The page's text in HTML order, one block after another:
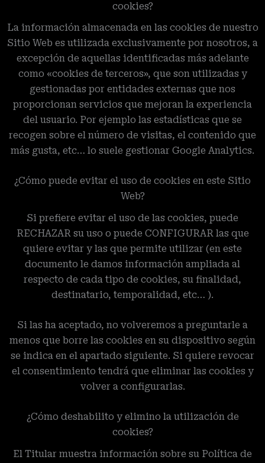
cookies?
La información almacenada en las cookies de nuestro
Sitio Web es utilizada exclusivamente por nosotros, a
excepción de aquellas identificadas más adelante
como «cookies de terceros», que son utilizadas y
gestionadas por entidades externas que nos
proporcionan servicios que mejoran la experiencia
del usuario. Por ejemplo las estadísticas que se
recogen sobre el número de visitas, el contenido que
más gusta, etc… lo suele gestionar Google Analytics.
¿Cómo puede evitar el uso de cookies en este Sitio
Web?
Si prefiere evitar el uso de las cookies, puede
RECHAZAR su uso o puede CONFIGURAR las que
quiere evitar y las que permite utilizar (en este
documento le damos información ampliada al
respecto de cada tipo de cookies, su finalidad,
destinatario, temporalidad, etc… ).
Si las ha aceptado, no volveremos a preguntarle a
menos que borre las cookies en su dispositivo según
se indica en el apartado siguiente. Si quiere revocar
el consentimiento tendrá que eliminar las cookies y
volver a configurarlas.
¿Cómo deshabilito y elimino la utilización de
cookies?
El Titular muestra información sobre su Política de